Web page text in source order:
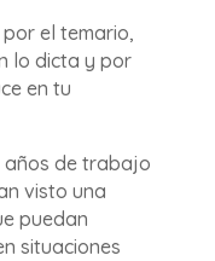
el temario,
lo dicta y por
en tu
años de trabajo
visto una
puedan
situaciones